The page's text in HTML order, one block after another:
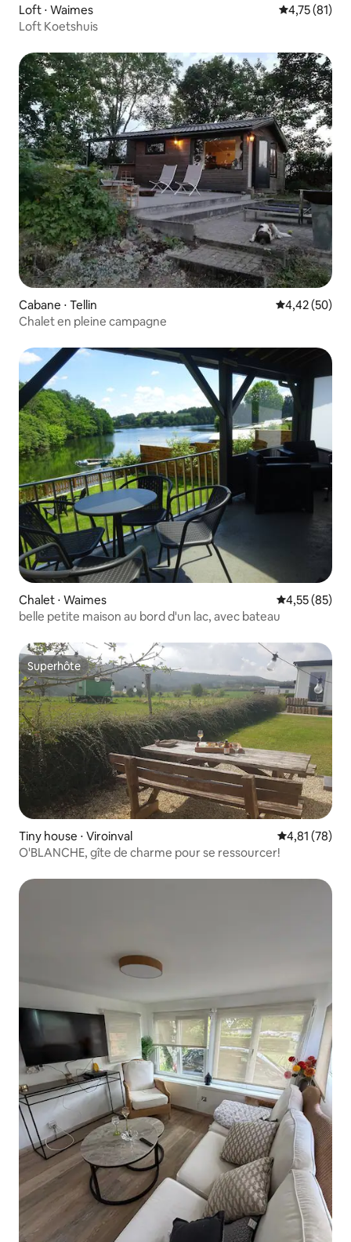
Loft ⋅ Waimes Évaluation
4,75 (81)
Loft Koetshuis
Cabane ⋅ Tellin Évaluation
4,42 (50)
Chalet en pleine campagne
Chalet ⋅ Waimes Évaluation
4,55 (85)
belle petite maison au bord d'un lac, avec bateau
Superhôte
Superhôte
Tiny house ⋅ Viroinval Évaluation
4,81 (78)
O'BLANCHE, gîte de charme pour se ressourcer!